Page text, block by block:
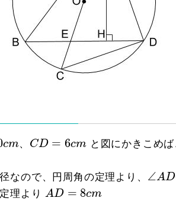
cm
m 、 CD = 6cm
CD= cm
と図にかきこめ
なので、円周角の定理より、 ∠AD
∠ A D
理よりAD = 8cm
A D= cm